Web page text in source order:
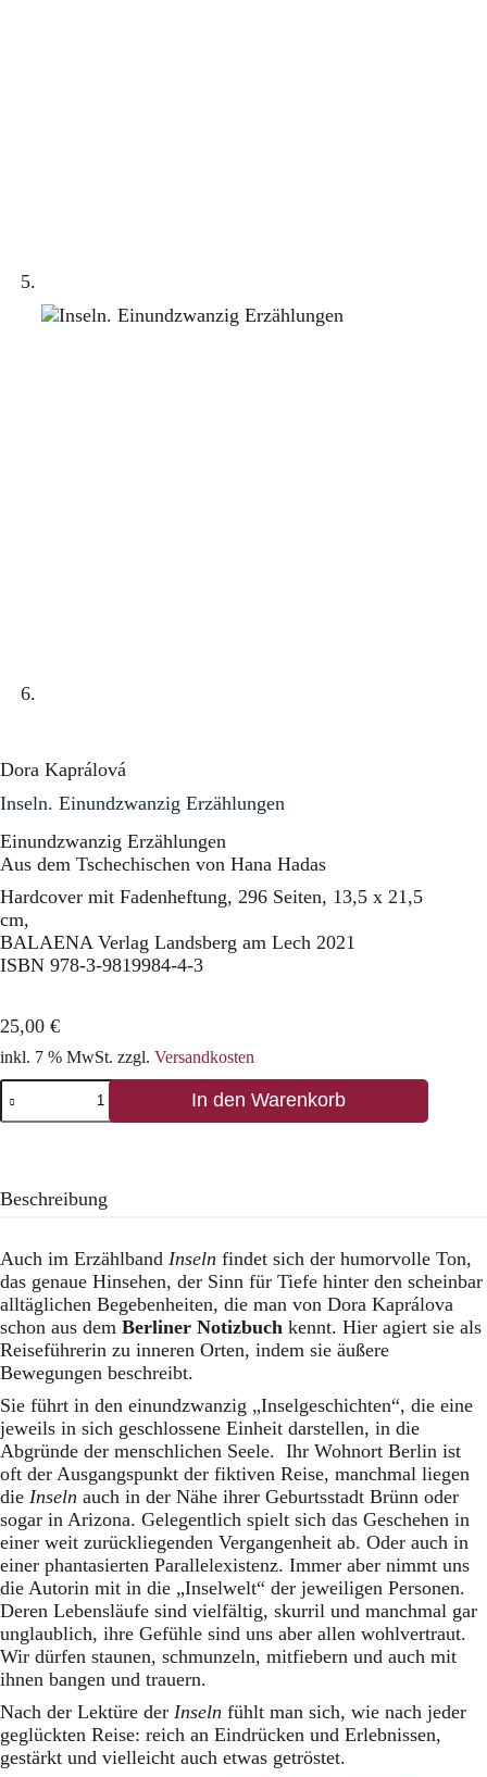
Dora Kaprálová
Inseln. Einundzwanzig Erzählungen
Einundzwanzig Erzählungen
Aus dem Tschechischen von Hana Hadas
Hardcover mit Fadenheftung, 296 Seiten, 13,5 x 21,5
cm,
BALAENA Verlag Landsberg am Lech 2021
ISBN 978-3-9819984-4-3
25,00 €
inkl. 7 % MwSt. zzgl. Versandkosten
Inseln.
Einundzwanzig
Erzählungen
In den Warenkorb
Beschreibung
Auch im Erzählband Inseln findet sich der humorvolle Ton,
das genaue Hinsehen, der Sinn für Tiefe hinter den scheinbar
alltäglichen Begebenheiten, die man von Dora Kaprálova
schon aus dem Berliner Notizbuch kennt. Hier agiert sie als
Reiseführerin zu inneren Orten, indem sie äußere
Bewegungen beschreibt.
Sie führt in den einundzwanzig „Inselgeschichten“, die eine
jeweils in sich geschlossene Einheit darstellen, in die
Abgründe der menschlichen Seele. Ihr Wohnort Berlin ist
oft der Ausgangspunkt der fiktiven Reise, manchmal liegen
die Inseln auch in der Nähe ihrer Geburtsstadt Brünn oder
sogar in Arizona. Gelegentlich spielt sich das Geschehen in
einer weit zurückliegenden Vergangenheit ab. Oder auch in
einer phantasierten Parallelexistenz. Immer aber nimmt uns
die Autorin mit in die „Inselwelt“ der jeweiligen Personen.
Deren Lebensläufe sind vielfältig, skurril und manchmal gar
unglaublich, ihre Gefühle sind uns aber allen wohlvertraut.
Wir dürfen staunen, schmunzeln, mitfiebern und auch mit
ihnen bangen und trauern.
Nach der Lektüre der Inseln fühlt man sich, wie nach jeder
geglückten Reise: reich an Eindrücken und Erlebnissen,
gestärkt und vielleicht auch etwas getröstet.